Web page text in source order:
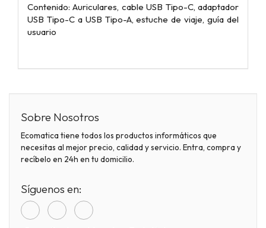
Contenido: Auriculares, cable USB Tipo-C, adaptador
USB Tipo-C a USB Tipo-A, estuche de viaje, guía del
usuario
Sobre Nosotros
Ecomatica tiene todos los productos informáticos que
necesitas al mejor precio, calidad y servicio. Entra, compra y
recíbelo en 24h en tu domicilio.
Síguenos en: